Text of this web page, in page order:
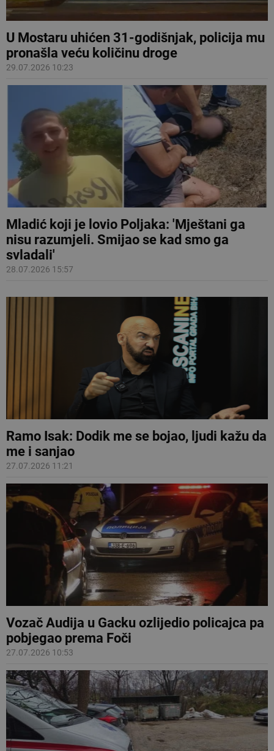
U Mostaru uhićen 31-godišnjak, policija mu
pronašla veću količinu droge
29.07.2026 10:23
Mladić koji je lovio Poljaka: 'Mještani ga
nisu razumjeli. Smijao se kad smo ga
svladali'
28.07.2026 15:57
Ramo Isak: Dodik me se bojao, ljudi kažu da
me i sanjao
27.07.2026 11:21
Vozač Audija u Gacku ozlijedio policajca pa
pobjegao prema Foči
27.07.2026 10:53